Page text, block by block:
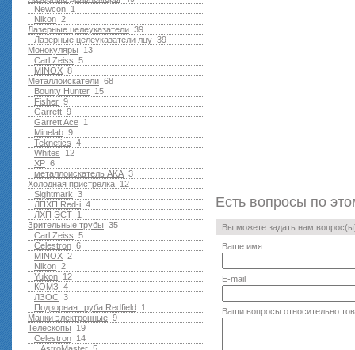
1
Newcon
2
Nikon
39
Лазерные целеуказатели
39
Лазерные целеуказатели лцу
13
Монокуляры
5
Carl Zeiss
8
MINOX
68
Металлоискатели
15
Bounty Hunter
9
Fisher
9
Garrett
1
Garrett Ace
9
Minelab
4
Teknetics
12
Whites
6
XP
3
металлоискатель AKA
12
Холодная пристрелка
3
Sightmark
4
ЛПХП Red-i
1
ЛХП ЭСТ
35
Зрительные трубы
5
Carl Zeiss
6
Celestron
2
MINOX
2
Nikon
12
Yukon
4
КОМЗ
3
ЛЗОС
1
Подзорная труба Redfield
9
Манки электронные
19
Телескопы
14
Celestron
Есть вопросы по
Вы можете задать нам
Ваше имя
E-mail
Ваши вопросы относительно